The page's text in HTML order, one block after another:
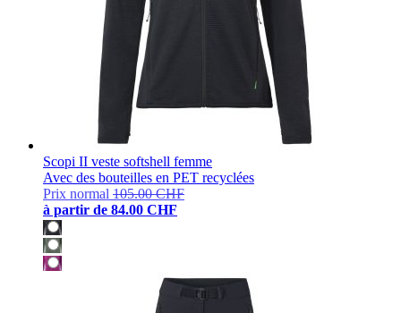
Scopi II veste softshell femme
Avec des bouteilles en PET recyclées
Prix normal 105.00 CHF
à partir de 84.00 CHF